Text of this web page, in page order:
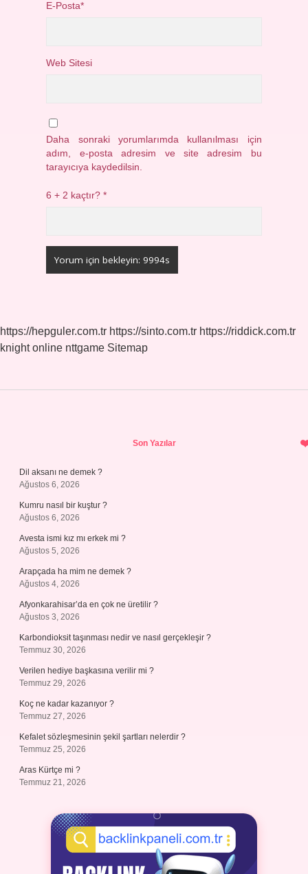
E-Posta*
Web Sitesi
Daha sonraki yorumlarımda kullanılması için
adım, e-posta adresim ve site adresim bu
tarayıcıya kaydedilsin.
6 + 2 kaçtır?*
https://hepguler.com.tr https://sinto.com.tr https://riddick.com.tr
knight online nttgame Sitemap
Son Yazılar
Dil aksanı ne demek ?
Ağustos 6, 2026
Kumru nasıl bir kuştur ?
Ağustos 6, 2026
Avesta ismi kız mı erkek mi ?
Ağustos 5, 2026
Arapçada ha mim ne demek ?
Ağustos 4, 2026
Afyonkarahisar’da en çok ne üretilir ?
Ağustos 3, 2026
Karbondioksit taşınması nedir ve nasıl gerçekleşir ?
Temmuz 30, 2026
Verilen hediye başkasına verilir mi ?
Temmuz 29, 2026
Koç ne kadar kazanıyor ?
Temmuz 27, 2026
Kefalet sözleşmesinin şekil şartları nelerdir ?
Temmuz 25, 2026
Aras Kürtçe mi ?
Temmuz 21, 2026